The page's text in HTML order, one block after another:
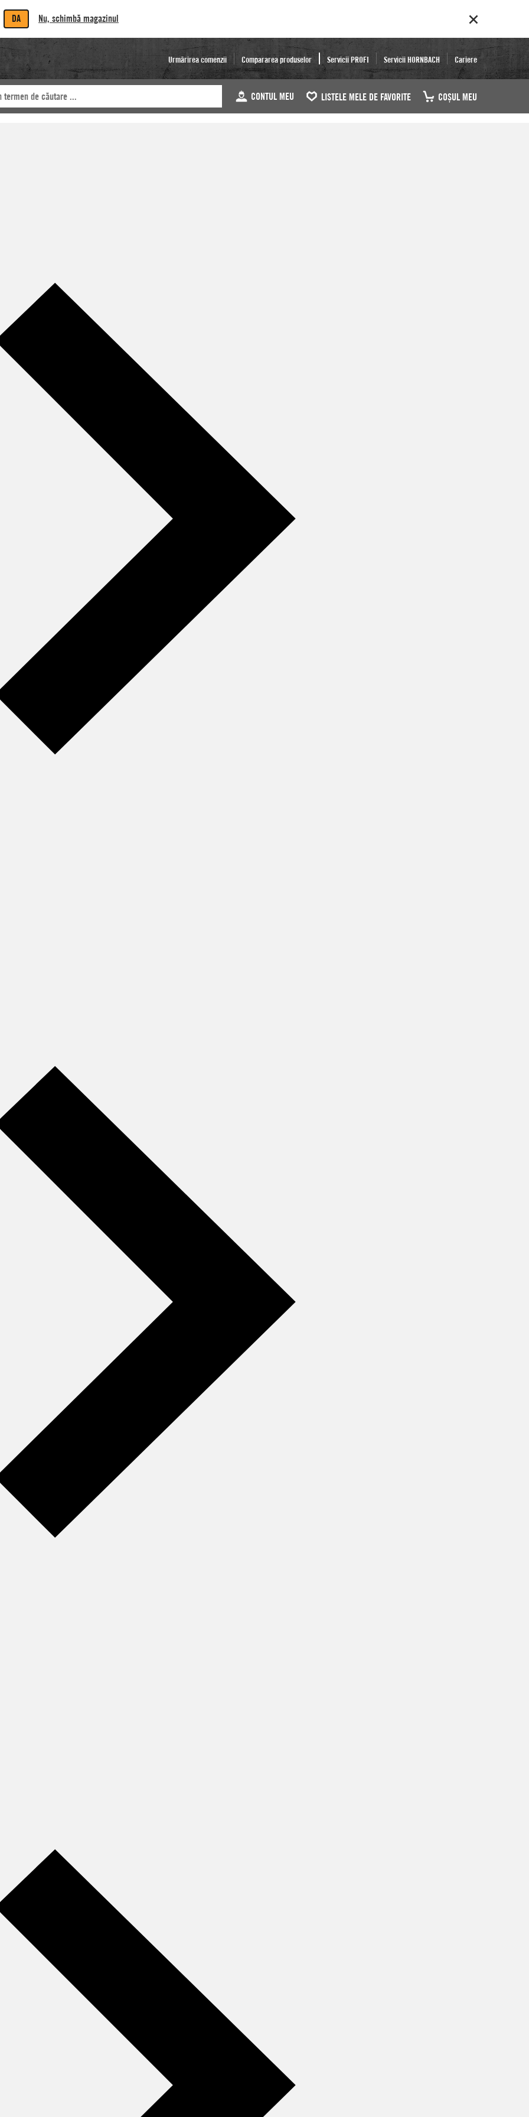
DA Nu, schimbă magazinul
Urmărirea comenzii Compararea produselor Servicii PROFI Servicii HORNBACH Cariere
CONTUL MEU LISTELE MELE DE FAVORITE COŞUL MEU